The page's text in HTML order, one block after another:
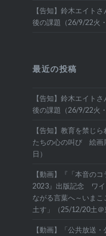
【告知】鈴木エイト
後の課題（26/9/22火
最近の投稿
【告知】鈴木エイト
後の課題（26/9/22火
【告知】教育を禁じ
たちの心の叫び 絵画
日）
【動画】『「本音の
2023』出版記念 ワイ
ながる言葉へ～いま
土す」（25/12/20土＠
【動画】「公共放送